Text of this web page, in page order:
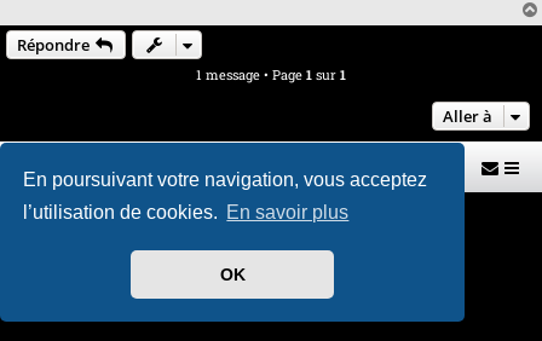
En poursuivant votre navigation, vous acceptez
l’utilisation de cookies. En savoir plus
OK
Répondre
1 message • Page 1 sur 1
Aller à
Retour vers le site U.A.G.R.
Développé parphpBB® Forum Software © phpBB Limited
H. DREUILHE avec l'aide de CABOT
Confidentialité